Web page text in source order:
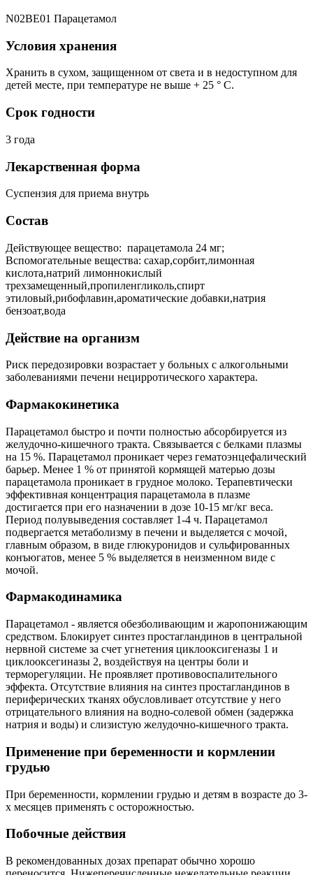
N02BE01 Парацетамол
Условия хранения
Хранить в сухом, защищенном от света и в недоступном для
детей месте, при температуре не выше + 25 ° С.
Срок годности
3 года
Лекарственная форма
Суспензия для приема внутрь
Состав
Действующее вещество: парацетамола 24 мг;
Вспомогательные вещества: сахар,сорбит,лимонная
кислота,натрий лимоннокислый
трехзамещенный,пропиленгликоль,спирт
этиловый,рибофлавин,ароматические добавки,натрия
бензоат,вода
Действие на организм
Риск передозировки возрастает у больных с алкогольными
заболеваниями печени нецирротического характера.
Фармакокинетика
Парацетамол быстро и почти полностью абсорбируется из
желудочно-кишечного тракта. Связывается с белками плазмы
на 15 %. Парацетамол проникает через гематоэнцефалический
барьер. Менее 1 % от принятой кормящей матерью дозы
парацетамола проникает в грудное молоко. Терапевтически
эффективная концентрация парацетамола в плазме
достигается при его назначении в дозе 10-15 мг/кг веса.
Период полувыведения составляет 1-4 ч. Парацетамол
подвергается метаболизму в печени и выделяется с мочой,
главным образом, в виде глюкуронидов и сульфированных
конъюгатов, менее 5 % выделяется в неизменном виде с
мочой.
Фармакодинамика
Парацетамол - является обезболивающим и жаропонижающим
средством. Блокирует синтез простагландинов в центральной
нервной системе за счет угнетения циклооксигеназы 1 и
циклооксегиназы 2, воздействуя на центры боли и
терморегуляции. Не проявляет противовоспалительного
эффекта. Отсутствие влияния на синтез простагландинов в
периферических тканях обусловливает отсутствие у него
отрицательного влияния на водно-солевой обмен (задержка
натрия и воды) и слизистую желудочно-кишечного тракта.
Применение при беременности и кормлении
грудью
При беременности, кормлении грудью и детям в возрасте до 3-
х месяцев применять с осторожностью.
Побочные действия
В рекомендованных дозах препарат обычно хорошо